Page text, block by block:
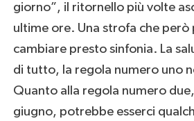
giorno”, il ritornello più volte
ultime ore. Una strofa che
cambiare presto sinfonia. La
di tutto, la regola numero uno
Quanto alla regola numero
giugno, potrebbe esserci